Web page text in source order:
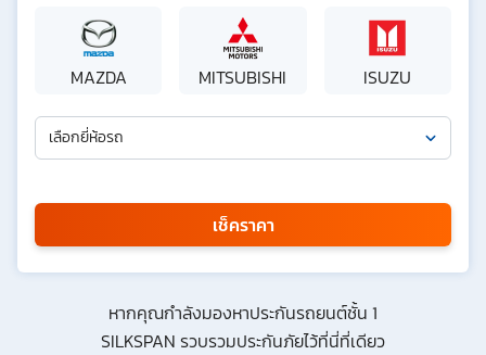
MAZDA MITSUBISHI ISUZU
เลือกยี่ห้อรถ
*
เช็คราคา
หากคุณกำลังมองหาประกันรถยนต์ชั้น 1
SILKSPAN รวบรวมประกันภัยไว้ที่นี่ที่เดียว